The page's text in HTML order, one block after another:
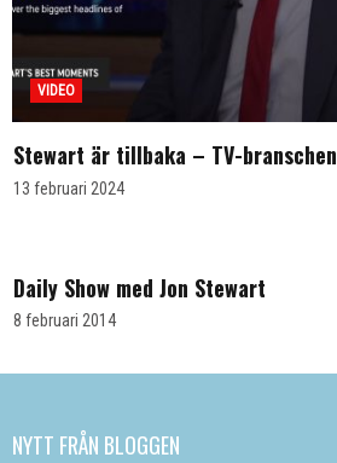
VIDEO
Stewart är tillbaka – TV-
13 februari 2024
Daily Show med Jon Stewart
8 februari 2014
NYTT FRÅN BLOGGEN